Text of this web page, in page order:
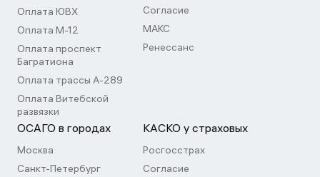
Оплата ЮВХ
Оплата М-12
Оплата проспект
Багратиона
Оплата трассы А-289
Оплата Витебской
развязки
Согласие
МАКС
Ренессанс
ОСАГО в городах
Москва
Санкт-Петербург
КАСКО у страховых
Росгосстрах
Согласие